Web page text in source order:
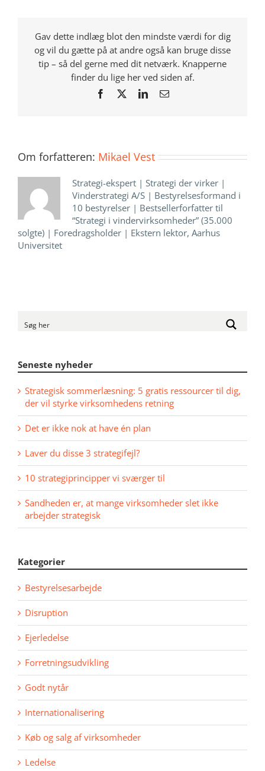
Gav dette indlæg blot den mindste værdi for dig
og vil du gætte på at andre også kan bruge disse
tip – så del gerne med dit netværk. Knapperne
finder du lige her ved siden af.
Facebook LinkedIn
E-
Om forfatteren: Mikael Vest
Strategi-ekspert | Strategi der virker |
Vinderstrategi A/S | Bestyrelsesformand i
10 bestyrelser | Bestsellerforfatter til
“Strategi i vindervirksomheder” (35.000
solgte) | Foredragsholder | Ekstern lektor, Aarhus
Universitet
Seneste nyheder
Strategisk sommerlæsning: 5 gratis ressourcer til dig,
der vil styrke virksomhedens retning
Det er ikke nok at have én plan
Laver du disse 3 strategifejl?
10 strategiprincipper vi sværger til
Sandheden er, at mange virksomheder slet ikke
arbejder strategisk
Kategorier
Bestyrelsesarbejde
Disruption
Ejerledelse
Forretningsudvikling
Godt nytår
Internationalisering
Køb og salg af virksomheder
Ledelse